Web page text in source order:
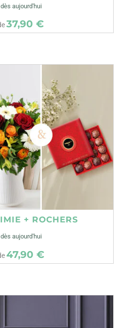
aujourd'hui
37,90 €
+ ROCHERS
aujourd'hui
47,90 €